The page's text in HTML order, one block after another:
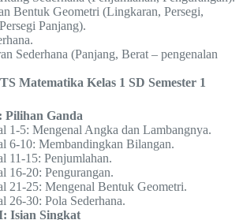
Bentuk Geometri (Lingkaran, Persegi,
Panjang).
Sederhana (Panjang, Berat – pengenalan
Matematika Kelas 1 SD Semester 1
Pilihan Ganda
1-5: Mengenal Angka dan Lambangnya.
6-10: Membandingkan Bilangan.
11-15: Penjumlahan.
16-20: Pengurangan.
21-25: Mengenal Bentuk Geometri.
26-30: Pola Sederhana.
Isian Singkat